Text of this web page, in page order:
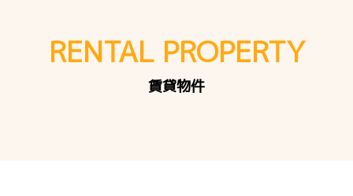
RENTAL PROPERTY
賃貸物件